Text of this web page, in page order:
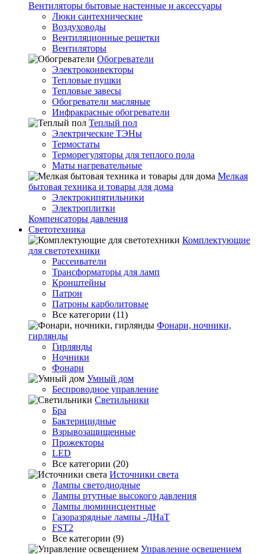
Вентиляторы бытовые настенные и аксессуары
Люки сантехнические
Воздуховоды
Вентиляционные решетки
Вентиляторы
Обогреватели
Электроконвекторы
Тепловые пушки
Тепловые завесы
Обогреватели масляные
Инфракрасные обогреватели
Теплый пол
Электрические ТЭНы
Термостаты
Терморегуляторы для теплого пола
Маты нагревательные
Мелкая
бытовая техника и товары для дома
Электрокипятильники
Электроплитки
Компенсаторы давления
Светотехника
Комплектующие
для светотехники
Рассеиватели
Трансформаторы для ламп
Кронштейны
Патрон
Патроны карболитовые
Все категории (11)
Фонари, ночники,
гирлянды
Гирлянды
Ночники
Фонари
Умный дом
Беспроводное управление
Светильники
Бра
Бактерицидные
Взрывозащищенные
Прожекторы
LED
Все категории (20)
Источники света
Лампы светодиодные
Лампы ртутные высокого давления
Лампы люминисцентные
Газоразрядные лампы -ДНаТ
FST2
Все категории (9)
Управление освещением